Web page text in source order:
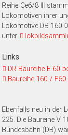
Reihe Ce6/8 III
Lokomotiven ihrer
Lokomotive DB 160
unter
Links
DR-Baureihe E 60
Baureihe 160 /
Ebenfalls neu in der
225. Die Baureihe V
Bundesbahn (DB)